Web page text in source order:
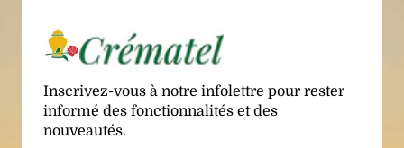
Inscrivez-vous à notre infolettre pour rester
informé des fonctionnalités et des
nouveautés.